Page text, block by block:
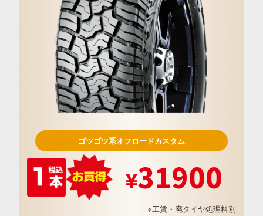
ゴツゴツ系オフロードカスタム
31900
※工賃・廃タイヤ処理料別